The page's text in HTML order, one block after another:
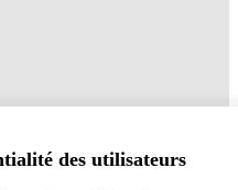
des utilisateurs